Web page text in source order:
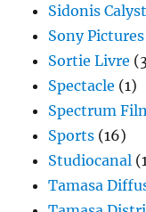
Sidonis
Sony Pictures
Sortie Livre
Spectacle (1)
Spectrum
Sports (16)
Studiocanal
Tamasa